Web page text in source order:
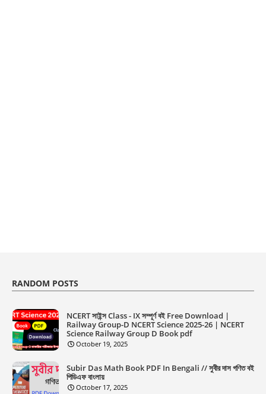
RANDOM POSTS
NCERT সাইন্স Class - IX সম্পূর্ণ বই Free Download |
Railway Group-D NCERT Science 2025-26 | NCERT
Science Railway Group D Book pdf
October 19, 2025
Subir Das Math Book PDF In Bengali // সুবীর দাস গণিত বই
পিডিএফ বাংলায়
October 17, 2025